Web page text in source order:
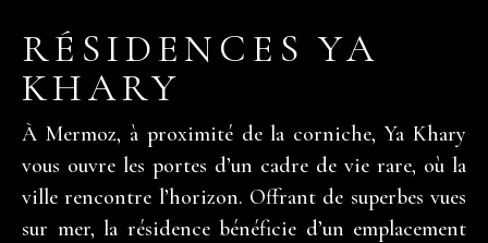
RÉSIDENCES YA
KHARY
À Mermoz, à proximité de la corniche, Ya Khary
vous ouvre les portes d’un cadre de vie rare, où la
ville rencontre l’horizon. Offrant de superbes vues
sur mer, la résidence bénéficie d’un emplacement